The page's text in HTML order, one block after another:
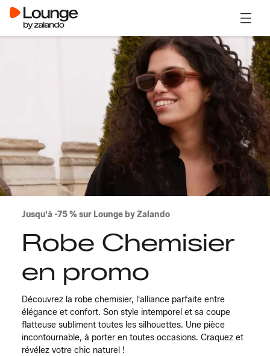
Jusqu'à -75 % sur Lounge by Zalando
Robe Chemisier
en promo
Découvrez la robe chemisier, l'alliance parfaite entre
élégance et confort. Son style intemporel et sa coupe
flatteuse subliment toutes les silhouettes. Une pièce
incontournable, à porter en toutes occasions. Craquez et
révélez votre chic naturel !